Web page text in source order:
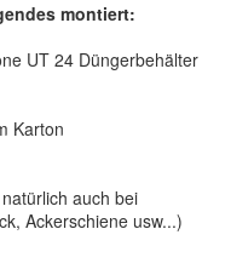
montiert:
UT 24 Düngerbehälter
Karton
auch bei
Ackerschiene usw...)